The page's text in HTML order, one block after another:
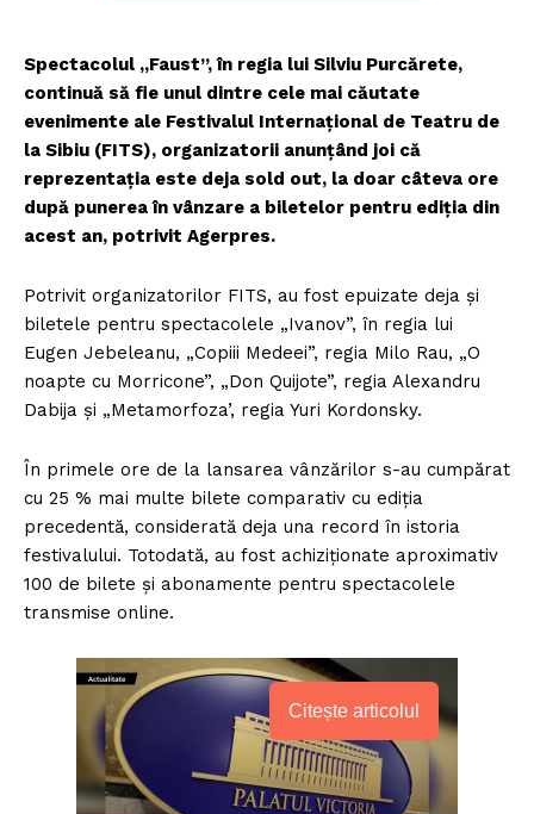
Spectacolul „Faust”, în regia lui Silviu Purcărete,
continuă să fie unul dintre cele mai căutate
evenimente ale Festivalul Internaţional de Teatru de
la Sibiu (FITS), organizatorii anunţând joi că
reprezentaţia este deja sold out, la doar câteva ore
după punerea în vânzare a biletelor pentru ediţia din
acest an, potrivit Agerpres.
Potrivit organizatorilor FITS, au fost epuizate deja şi
biletele pentru spectacolele „Ivanov”, în regia lui
Eugen Jebeleanu, „Copiii Medeei”, regia Milo Rau, „O
noapte cu Morricone”, „Don Quijote”, regia Alexandru
Dabija şi „Metamorfoza’, regia Yuri Kordonsky.
În primele ore de la lansarea vânzărilor s-au cumpărat
cu 25 % mai multe bilete comparativ cu ediţia
precedentă, considerată deja una record în istoria
festivalului. Totodată, au fost achiziţionate aproximativ
100 de bilete şi abonamente pentru spectacolele
transmise online.
Citește articolul